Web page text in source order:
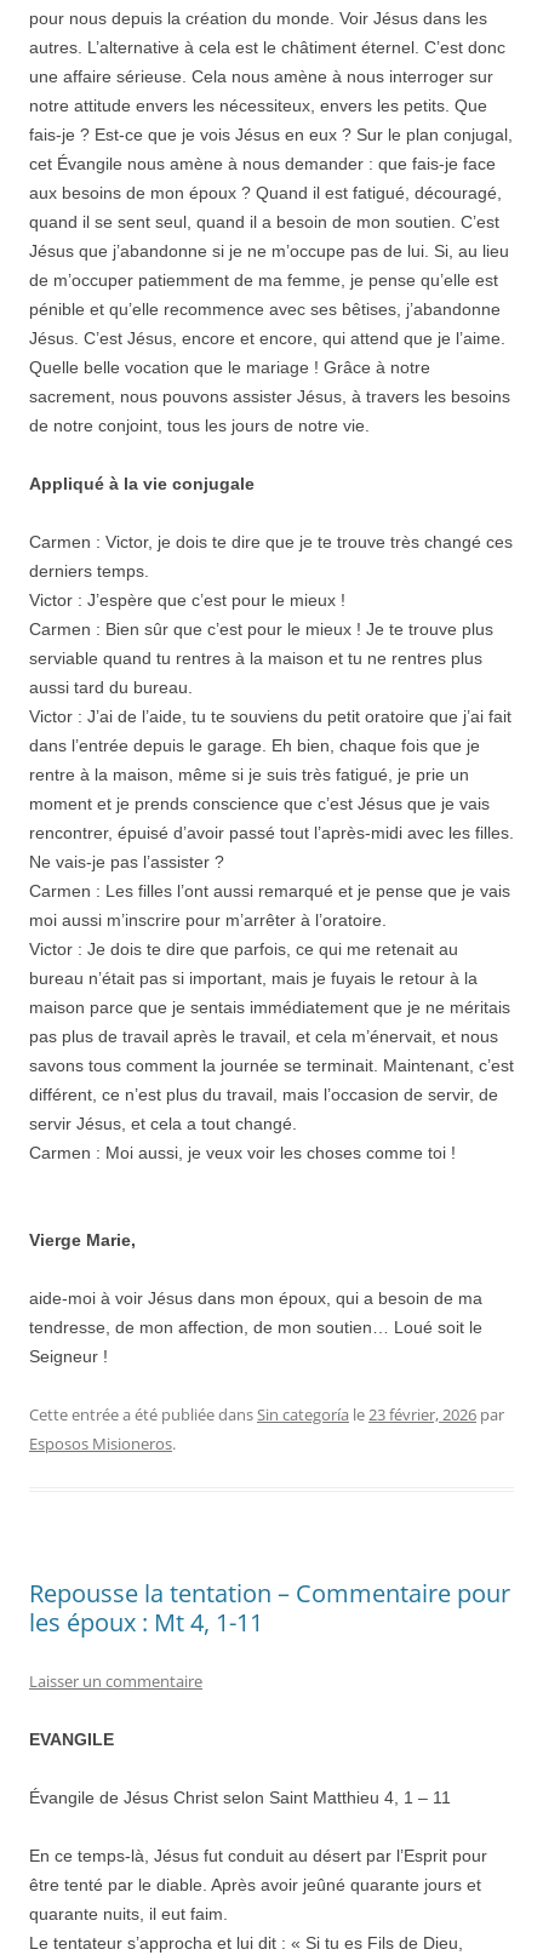
pour nous depuis la création du monde. Voir Jésus dans les
autres. L’alternative à cela est le châtiment éternel. C’est donc
une affaire sérieuse. Cela nous amène à nous interroger sur
notre attitude envers les nécessiteux, envers les petits. Que
fais-je ? Est-ce que je vois Jésus en eux ? Sur le plan conjugal,
cet Évangile nous amène à nous demander : que fais-je face
aux besoins de mon époux ? Quand il est fatigué, découragé,
quand il se sent seul, quand il a besoin de mon soutien. C’est
Jésus que j’abandonne si je ne m’occupe pas de lui. Si, au lieu
de m’occuper patiemment de ma femme, je pense qu’elle est
pénible et qu’elle recommence avec ses bêtises, j’abandonne
Jésus. C’est Jésus, encore et encore, qui attend que je l’aime.
Quelle belle vocation que le mariage ! Grâce à notre
sacrement, nous pouvons assister Jésus, à travers les besoins
de notre conjoint, tous les jours de notre vie.
Appliqué à la vie conjugale
Carmen : Victor, je dois te dire que je te trouve très changé ces
derniers temps.
Victor : J’espère que c’est pour le mieux !
Carmen : Bien sûr que c’est pour le mieux ! Je te trouve plus
serviable quand tu rentres à la maison et tu ne rentres plus
aussi tard du bureau.
Victor : J’ai de l’aide, tu te souviens du petit oratoire que j’ai fait
dans l’entrée depuis le garage. Eh bien, chaque fois que je
rentre à la maison, même si je suis très fatigué, je prie un
moment et je prends conscience que c’est Jésus que je vais
rencontrer, épuisé d’avoir passé tout l’après-midi avec les filles.
Ne vais-je pas l’assister ?
Carmen : Les filles l’ont aussi remarqué et je pense que je vais
moi aussi m’inscrire pour m’arrêter à l’oratoire.
Victor : Je dois te dire que parfois, ce qui me retenait au
bureau n’était pas si important, mais je fuyais le retour à la
maison parce que je sentais immédiatement que je ne méritais
pas plus de travail après le travail, et cela m’énervait, et nous
savons tous comment la journée se terminait. Maintenant, c’est
différent, ce n’est plus du travail, mais l’occasion de servir, de
servir Jésus, et cela a tout changé.
Carmen : Moi aussi, je veux voir les choses comme toi !
Vierge Marie,
aide-moi à voir Jésus dans mon époux, qui a besoin de ma
tendresse, de mon affection, de mon soutien… Loué soit le
Seigneur !
Cette entrée a été publiée dansSin categoría le23 février, 2026 par
Esposos Misioneros.
Repousse la tentation – Commentaire pour
les époux : Mt 4, 1-11
Laisser un commentaire
EVANGILE
Évangile de Jésus Christ selon Saint Matthieu 4, 1 – 11
En ce temps-là, Jésus fut conduit au désert par l’Esprit pour
être tenté par le diable. Après avoir jeûné quarante jours et
quarante nuits, il eut faim.
Le tentateur s’approcha et lui dit : « Si tu es Fils de Dieu,